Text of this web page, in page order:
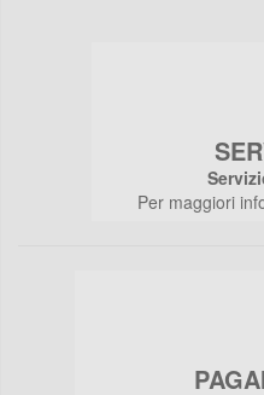
Per maggiori